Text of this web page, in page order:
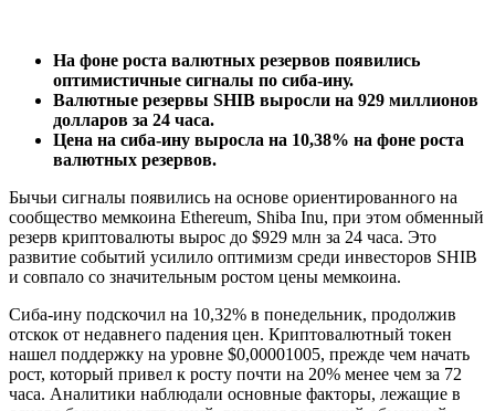
На фоне роста валютных резервов появились
оптимистичные сигналы по сиба-ину.
Валютные резервы SHIB выросли на 929 миллионов
долларов за 24 часа.
Цена на сиба-ину выросла на 10,38% на фоне роста
валютных резервов.
Бычьи сигналы появились на основе ориентированного на
сообщество мемкоина Ethereum, Shiba Inu, при этом обменный
резерв криптовалюты вырос до $929 млн за 24 часа. Это
развитие событий усилило оптимизм среди инвесторов SHIB
и совпало со значительным ростом цены мемкоина.
Сиба-ину подскочил на 10,32% в понедельник, продолжив
отскок от недавнего падения цен. Криптовалютный токен
нашел поддержку на уровне $0,00001005, прежде чем начать
рост, который привел к росту почти на 20% менее чем за 72
часа. Аналитики наблюдали основные факторы, лежащие в